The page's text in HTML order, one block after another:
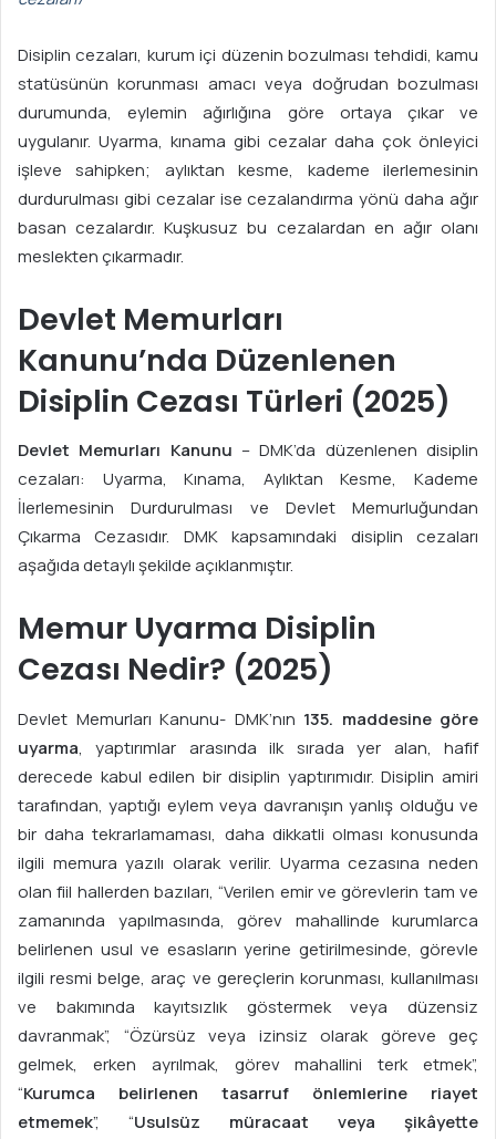
Disiplin cezaları, kurum içi düzenin bozulması tehdidi, kamu
statüsünün korunması amacı veya doğrudan bozulması
durumunda, eylemin ağırlığına göre ortaya çıkar ve
uygulanır. Uyarma, kınama gibi cezalar daha çok önleyici
işleve sahipken; aylıktan kesme, kademe ilerlemesinin
durdurulması gibi cezalar ise cezalandırma yönü daha ağır
basan cezalardır. Kuşkusuz bu cezalardan en ağır olanı
meslekten çıkarmadır.
Devlet Memurları
Kanunu’nda Düzenlenen
Disiplin Cezası Türleri (2025)
Devlet Memurları Kanunu – DMK’da düzenlenen disiplin
cezaları: Uyarma, Kınama, Aylıktan Kesme, Kademe
İlerlemesinin Durdurulması ve Devlet Memurluğundan
Çıkarma Cezasıdır. DMK kapsamındaki disiplin cezaları
aşağıda detaylı şekilde açıklanmıştır.
Memur Uyarma Disiplin
Cezası Nedir? (2025)
Devlet Memurları Kanunu- DMK’nın 135. maddesine göre
uyarma, yaptırımlar arasında ilk sırada yer alan, hafif
derecede kabul edilen bir disiplin yaptırımıdır. Disiplin amiri
tarafından, yaptığı eylem veya davranışın yanlış olduğu ve
bir daha tekrarlamaması, daha dikkatli olması konusunda
ilgili memura yazılı olarak verilir. Uyarma cezasına neden
olan fiil hallerden bazıları, “Verilen emir ve görevlerin tam ve
zamanında yapılmasında, görev mahallinde kurumlarca
belirlenen usul ve esasların yerine getirilmesinde, görevle
ilgili resmi belge, araç ve gereçlerin korunması, kullanılması
ve bakımında kayıtsızlık göstermek veya düzensiz
davranmak”, “Özürsüz veya izinsiz olarak göreve geç
gelmek, erken ayrılmak, görev mahallini terk etmek”,
“Kurumca belirlenen tasarruf önlemlerine riayet
etmemek”, “Usulsüz müracaat veya şikâyette